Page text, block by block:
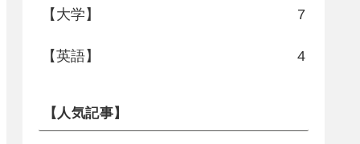
【大学】 7
【英語】 4
【人気記事】